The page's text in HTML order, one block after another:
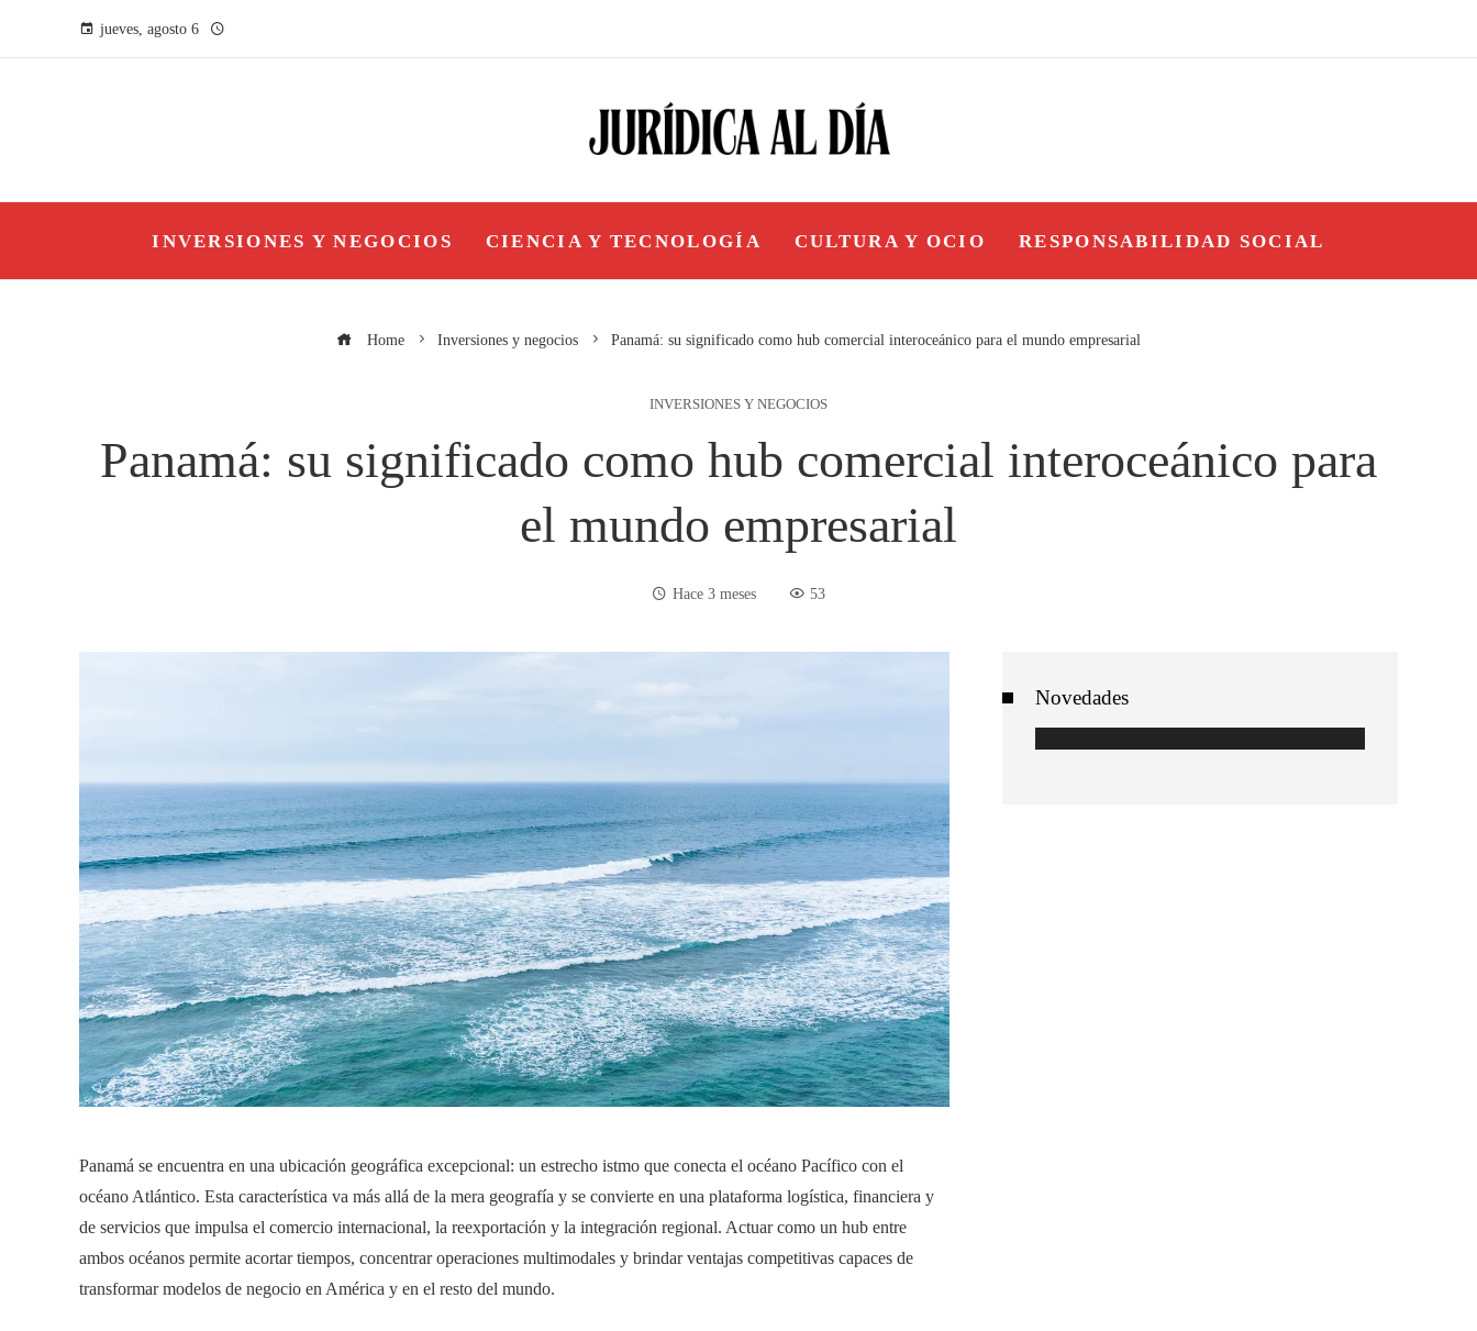
jueves, agosto 6
INVERSIONES Y NEGOCIOS CIENCIA Y TECNOLOGÍA CULTURA Y OCIO RESPONSABILIDAD SOCIAL
Home Inversiones y negocios Panamá: su significado como hub comercial interoceánico para el mundo empresarial
INVERSIONES Y NEGOCIOS
Panamá: su significado como hub comercial interoceánico para
el mundo empresarial
Hace 3 meses 53
Panamá se encuentra en una ubicación geográfica excepcional: un estrecho istmo que conecta el océano Pacífico con el
océano Atlántico. Esta característica va más allá de la mera geografía y se convierte en una plataforma logística, financiera y
de servicios que impulsa el comercio internacional, la reexportación y la integración regional. Actuar como un hub entre
ambos océanos permite acortar tiempos, concentrar operaciones multimodales y brindar ventajas competitivas capaces de
transformar modelos de negocio en América y en el resto del mundo.
Novedades